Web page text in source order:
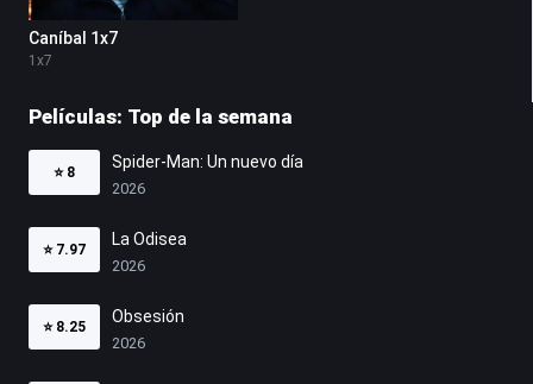
Caníbal 1x7
1 x7
Películas: Top de la semana
⭐ 8
Spider-Man: Un nuevo día
2026
⭐ 7.97
La Odisea
2026
⭐ 8.25
Obsesión
2026